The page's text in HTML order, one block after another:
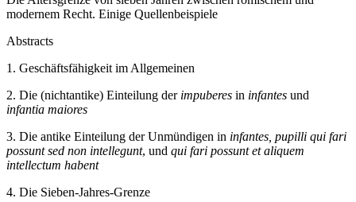
modernem Recht. Einige Quellenbeispiele
Abstracts
1. Geschäftsfähigkeit im Allgemeinen
2. Die (nichtantike) Einteilung der impuberes in infantes und
infantia maiores
3. Die antike Einteilung der Unmündigen in infantes, pupilli qui fari
possunt sed non intellegunt, und qui fari possunt et aliquem
intellectum habent
4. Die Sieben-Jahres-Grenze